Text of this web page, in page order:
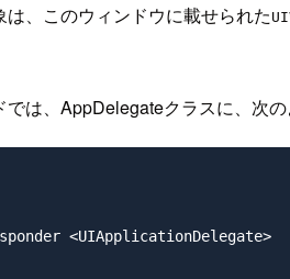
、このウィンドウに載せられた
は、AppDelegateクラスに、次
<UIApplicationDelegate>